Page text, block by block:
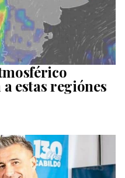
estas regiónes